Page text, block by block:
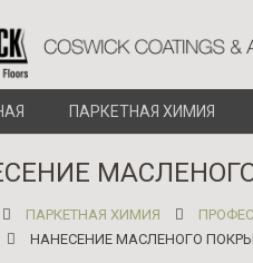
ПАРКЕТНАЯ ХИМИЯ
ПАРКЕТНАЯ ХИМИЯ
НАНЕСЕНИЕ МАСЛЕНОГО